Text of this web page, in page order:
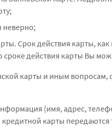
неверно;
Срок действия карты,
действия карты Вы
карты и иным вопросам,
(имя, адрес,
карты